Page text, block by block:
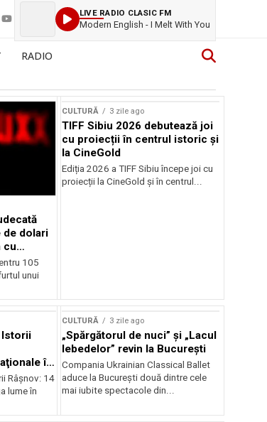
LIVE RADIO CLASIC FM
Modern English - I Melt With You
RADIO
de dolari
cu
105
unui
CULTURĂ 3 zile ago
TIFF Sibiu 2026 debutează joi
cu proiecții în centrul istoric și
la CineGold
Ediția 2026 a TIFF Sibiu începe joi cu
proiecții la CineGold și în centrul...
Istorii
în
Râşnov: 14
lume în
CULTURĂ 3 zile ago
„Spărgătorul de nuci” și „Lacul
lebedelor” revin la București
Compania Ukrainian Classical Ballet
aduce la București două dintre cele
mai iubite spectacole din...